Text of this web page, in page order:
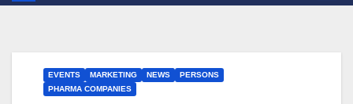
EVENTS MARKETING NEWS
PERSONS
PHARMA COMPANIES